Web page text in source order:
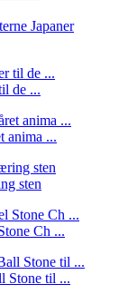
Japaner
de ...
anima ...
sten
Ch ...
Stone til ...